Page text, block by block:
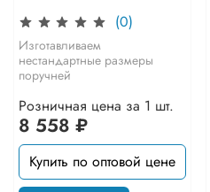
(0)
Изготавливаем
нестандартные размеры
поручней
Розничная цена за 1 шт.
8 558 ₽
Купить по оптовой цене